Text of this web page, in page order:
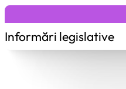
Informări legislative